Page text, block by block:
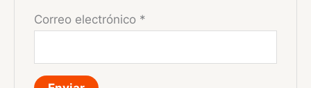
Correo electrónico *